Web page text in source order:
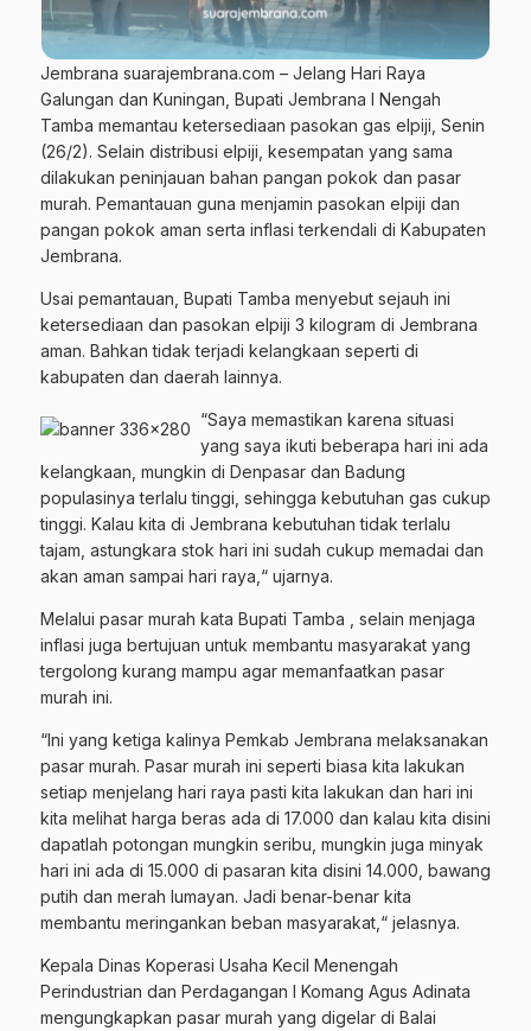
Jembrana suarajembrana.com – Jelang Hari Raya
Galungan dan Kuningan, Bupati Jembrana I Nengah
Tamba memantau ketersediaan pasokan gas elpiji, Senin
(26/2). Selain distribusi elpiji, kesempatan yang sama
dilakukan peninjauan bahan pangan pokok dan pasar
murah. Pemantauan guna menjamin pasokan elpiji dan
pangan pokok aman serta inflasi terkendali di Kabupaten
Jembrana.
Usai pemantauan, Bupati Tamba menyebut sejauh ini
ketersediaan dan pasokan elpiji 3 kilogram di Jembrana
aman. Bahkan tidak terjadi kelangkaan seperti di
kabupaten dan daerah lainnya.
“Saya memastikan karena situasi
yang saya ikuti beberapa hari ini ada
kelangkaan, mungkin di Denpasar dan Badung
populasinya terlalu tinggi, sehingga kebutuhan gas cukup
tinggi. Kalau kita di Jembrana kebutuhan tidak terlalu
tajam, astungkara stok hari ini sudah cukup memadai dan
akan aman sampai hari raya,“ ujarnya.
Melalui pasar murah kata Bupati Tamba , selain menjaga
inflasi juga bertujuan untuk membantu masyarakat yang
tergolong kurang mampu agar memanfaatkan pasar
murah ini.
“Ini yang ketiga kalinya Pemkab Jembrana melaksanakan
pasar murah. Pasar murah ini seperti biasa kita lakukan
setiap menjelang hari raya pasti kita lakukan dan hari ini
kita melihat harga beras ada di 17.000 dan kalau kita disini
dapatlah potongan mungkin seribu, mungkin juga minyak
hari ini ada di 15.000 di pasaran kita disini 14.000, bawang
putih dan merah lumayan. Jadi benar-benar kita
membantu meringankan beban masyarakat,“ jelasnya.
Kepala Dinas Koperasi Usaha Kecil Menengah
Perindustrian dan Perdagangan I Komang Agus Adinata
mengungkapkan pasar murah yang digelar di Balai